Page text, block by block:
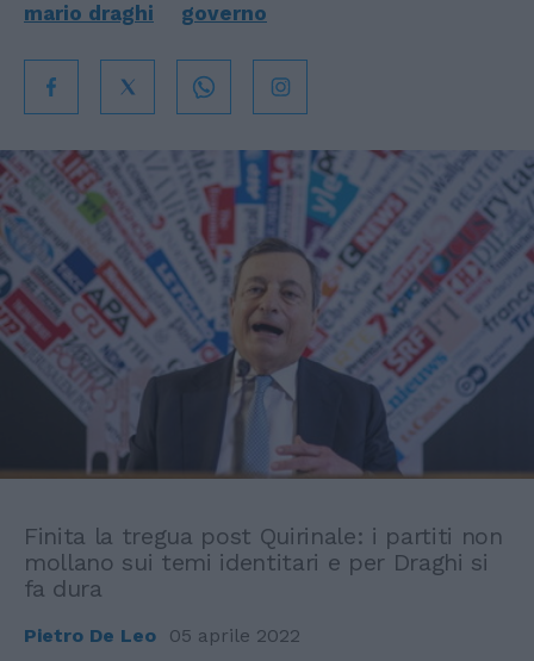
mario draghi governo
Finita la tregua post Quirinale: i partiti non
mollano sui temi identitari e per Draghi si
fa dura
Pietro De Leo 05 aprile 2022